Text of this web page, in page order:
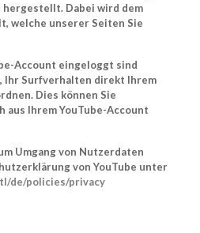
hergestellt. Dabei wird dem
welche unserer Seiten Sie
Account eingeloggt sind
Ihr Surfverhalten direkt Ihrem
Dies können Sie
aus Ihrem YouTube-Account
Umgang von Nutzerdaten
von YouTube unter
de/policies/privacy